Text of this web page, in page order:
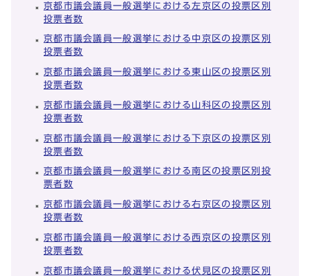
京都市議会議員一般選挙における左京区の投票区別
投票者数
京都市議会議員一般選挙における中京区の投票区別
投票者数
京都市議会議員一般選挙における東山区の投票区別
投票者数
京都市議会議員一般選挙における山科区の投票区別
投票者数
京都市議会議員一般選挙における下京区の投票区別
投票者数
京都市議会議員一般選挙における南区の投票区別投
票者数
京都市議会議員一般選挙における右京区の投票区別
投票者数
京都市議会議員一般選挙における西京区の投票区別
投票者数
京都市議会議員一般選挙における伏見区の投票区別